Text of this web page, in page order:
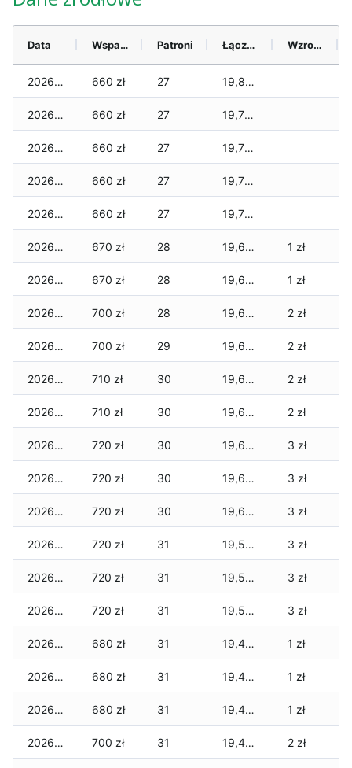
Data Wsparcie Patroni Łącznie Wzrost (28 dni)
2026-08-08 660 zł 27 19,815 zł
2026-08-07 660 zł 27 19,775 zł
2026-08-06 660 zł 27 19,775 zł
2026-08-05 660 zł 27 19,735 zł
2026-08-04 660 zł 27 19,705 zł
2026-08-03 670 zł 28 19,685 zł 1 zł
2026-08-02 670 zł 28 19,685 zł 1 zł
2026-08-01 700 zł 28 19,665 zł 2 zł
2026-07-31 700 zł 29 19,665 zł 2 zł
2026-07-29 710 zł 30 19,665 zł 2 zł
2026-07-28 710 zł 30 19,665 zł 2 zł
2026-07-27 720 zł 30 19,655 zł 3 zł
2026-07-26 720 zł 30 19,655 zł 3 zł
2026-07-24 720 zł 30 19,635 zł 3 zł
2026-07-23 720 zł 31 19,535 zł 3 zł
2026-07-22 720 zł 31 19,525 zł 3 zł
2026-07-21 720 zł 31 19,505 zł 3 zł
2026-07-20 680 zł 31 19,465 zł 1 zł
2026-07-18 680 zł 31 19,465 zł 1 zł
2026-07-17 680 zł 31 19,455 zł 1 zł
2026-07-16 700 zł 31 19,445 zł 2 zł